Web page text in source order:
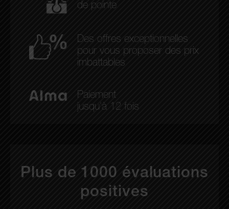
de pointe
Des offres exceptionnelles
pour vous proposer des prix
imbattables
Paiement
jusqu'à 12 fois
Plus de 1000 évaluations
positives